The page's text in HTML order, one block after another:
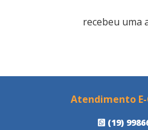
recebeu uma
Atendimento
(19)